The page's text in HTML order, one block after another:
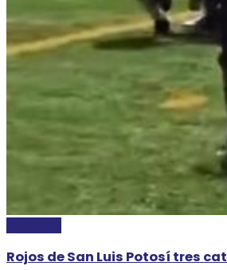
Rojos de San Luis Potosí tres